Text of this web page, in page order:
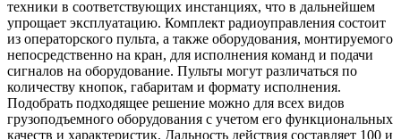
техники в соответствующих инстанциях, что в дальнейшем
упрощает эксплуатацию. Комплект радиоуправления состоит
из операторского пульта, а также оборудования, монтируемого
непосредственно на кран, для исполнения команд и подачи
сигналов на оборудование. Пульты могут различаться по
количеству кнопок, габаритам и формату исполнения.
Подобрать подходящее решение можно для всех видов
грузоподъемного оборудования с учетом его функциональных
качеств и характеристик. Дальность действия составляет 100 и